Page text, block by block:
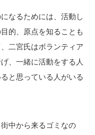
なるためには、活動し
的、原点を知ることも
二宮氏はボランティア
、一緒に活動をする人
と思っている人がいる
中から来るゴミなの